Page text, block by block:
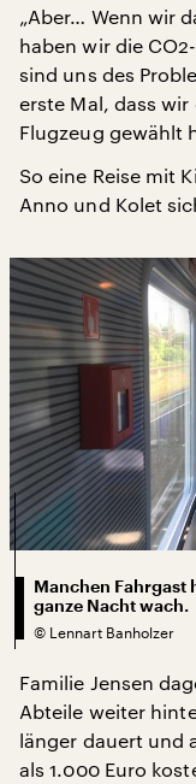
„Aber… Wenn wir
haben wir die
sind uns des
erste Mal, dass
Flugzeug gewählt
So eine Reise mit
Anno und Kolet
Manchen Fahrgast
ganze Nacht wach.
© Lennart Banholzer
Familie Jensen
Abteile weiter
länger dauert und
als 1.000 Euro